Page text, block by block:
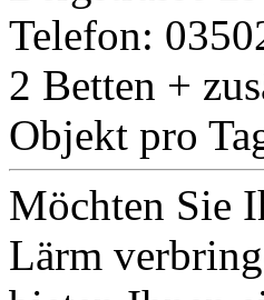
Telefon:
2 Betten +
Objekt pro
Möchten Sie
Lärm